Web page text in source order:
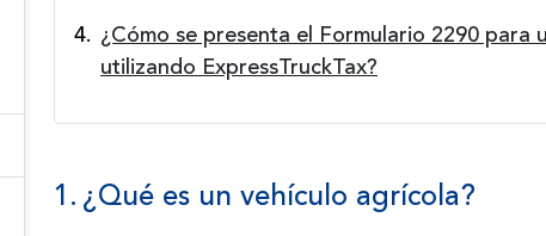
4. ¿Cómo se presenta el Formulario 2290 para
utilizando ExpressTruckTax?
1. ¿Qué es un vehículo agrícola?